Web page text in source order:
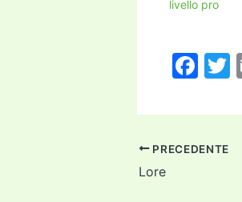
livello pro
F
c
e
PRECEDENTE
Lore